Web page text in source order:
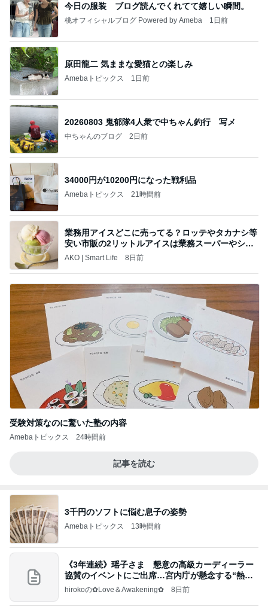
今日の服装 ブログ読んでくれてて嬉しい瞬間。
桃オフィシャルブログ Powered by Ameba 1日前
原田龍二 気ままな愛猫との楽しみ
Amebaトピックス 1日前
20260803 鬼郁隊4人衆で中ちゃん釣行 写メ
中ちゃんのブログ 2日前
34000円が10200円になった戦利品
Amebaトピックス 21時間前
業務用アイスどこに売ってる？ロッテやタカナシ等
安い市販の2リットルアイスは業務スーパーやシャ
トレ
AKO | Smart Life 8日前
受験対策なのに驚いた塾の内容
Amebaトピックス 24時間前
記事を読む
3千円のソフトに悩む息子の姿勢
Amebaトピックス 13時間前
《3年連続》瑶子さま 懇意の高級カーディーラー
協賛のイベントにご出席…宮内庁が懸念する“熱心
すぎ
hirokoの✿Love＆Awakening✿ 8日前